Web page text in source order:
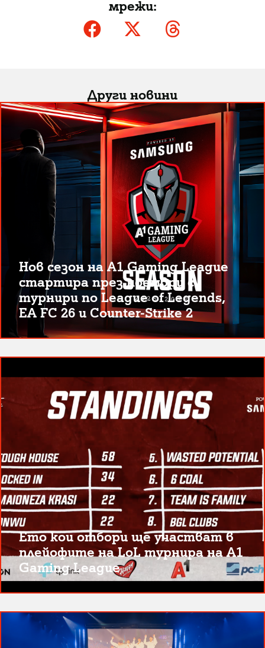
мрежи:
Други новини
Нов сезон на A1 Gaming League
стартира през ноември с
турнири по League of Legends,
EA FC 26 и Counter-Strike 2
Ето кои отбори ще участват в
плейофите на LoL турнира на A1
Gaming League